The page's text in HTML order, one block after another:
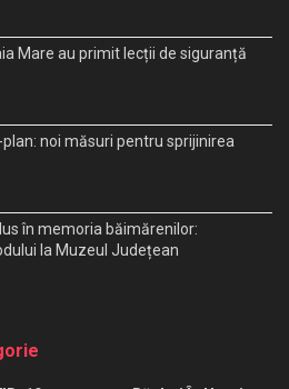
Mare au primit lecții de siguranță
noi măsuri pentru sprijinirea
în memoria băimărenilor:
la Muzeul Județean